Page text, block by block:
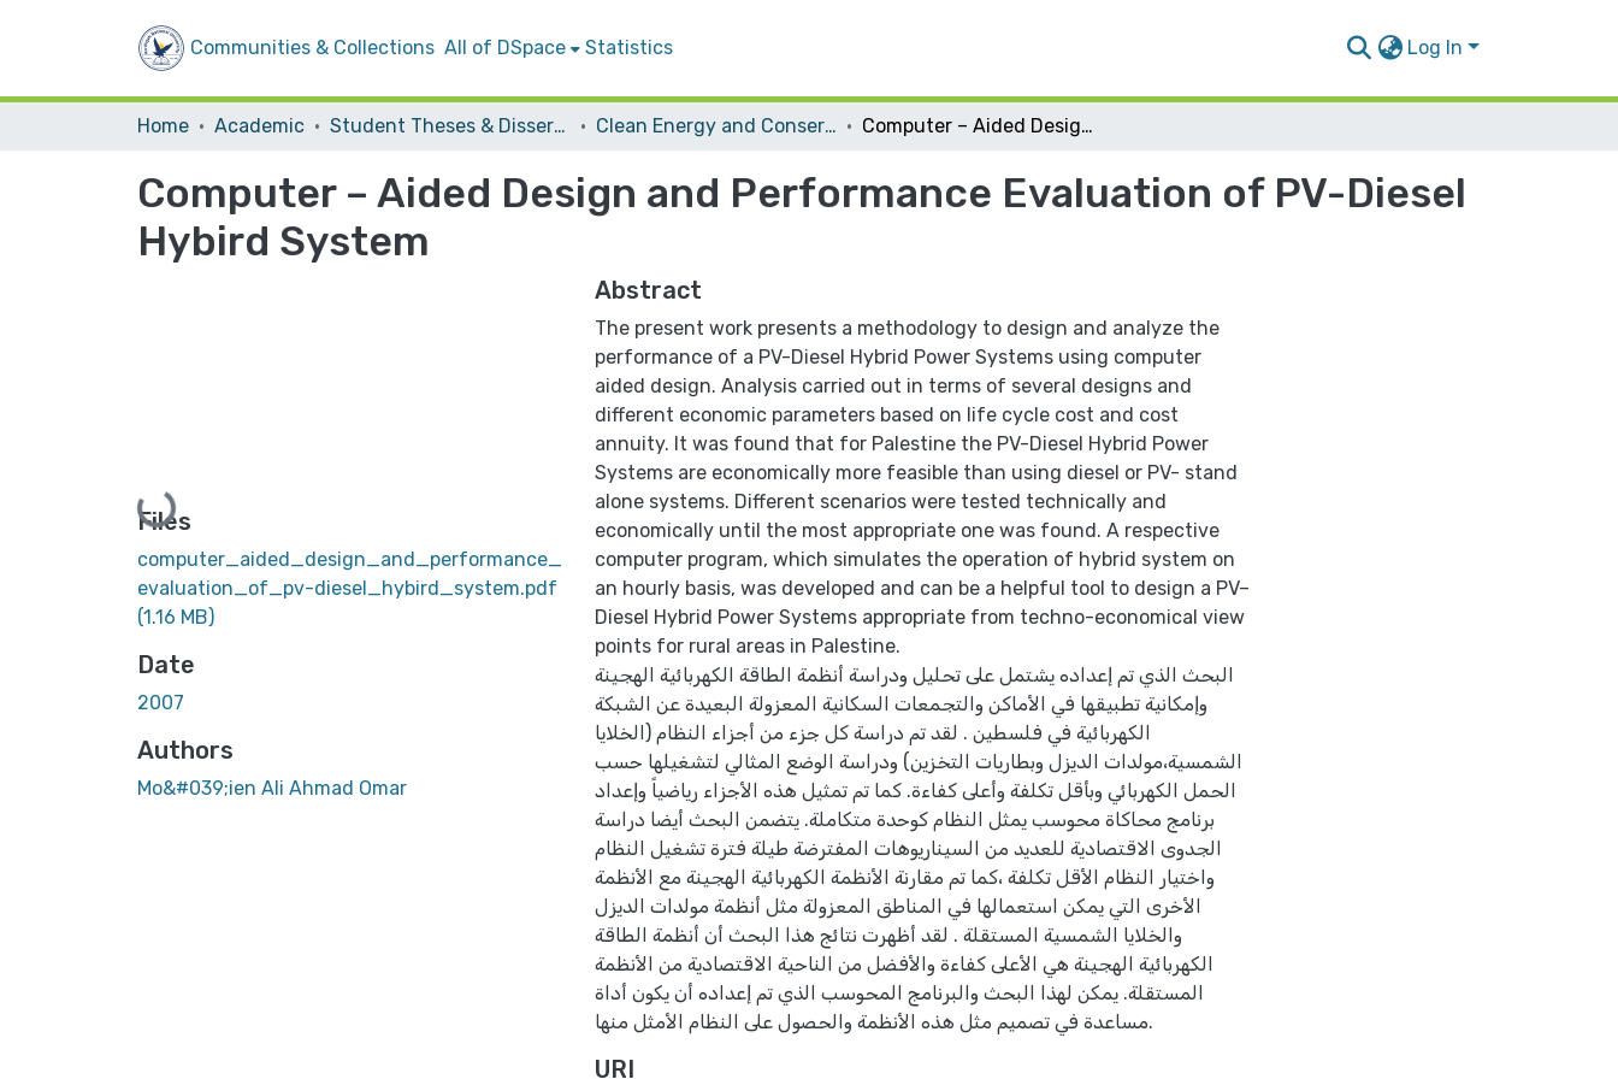
Communities & Collections All of DSpace Statistics Log In
Home Academic Student Theses & Dissertations Clean Energy and Conservation Strategy Computer – Aided Design and Performance Evaluation of PV-Diesel Hybird System
Computer – Aided Design and Performance Evaluation of PV-Diesel
Hybird System
Loading...
Files
computer_aided_design_and_performance_
evaluation_of_pv-diesel_hybird_system.pdf
(1.16 MB)
Date
2007
Authors
Mo&#039;ien Ali Ahmad Omar
Abstract
The present work presents a methodology to design and analyze the
performance of a PV-Diesel Hybrid Power Systems using computer
aided design. Analysis carried out in terms of several designs and
different economic parameters based on life cycle cost and cost
annuity. It was found that for Palestine the PV-Diesel Hybrid Power
Systems are economically more feasible than using diesel or PV- stand
alone systems. Different scenarios were tested technically and
economically until the most appropriate one was found. A respective
computer program, which simulates the operation of hybrid system on
an hourly basis, was developed and can be a helpful tool to design a PV–
Diesel Hybrid Power Systems appropriate from techno-economical view
points for rural areas in Palestine.
البحث الذي تم ﺇعداده يشتمل على تحليل ودراسة أنظمة الطاقة الكهربائية الهجينة
وﺇمكانية تطبيقها في الأماكن والتجمعات السكانية المعزولة البعيدة عن الشبكة
الكهربائية في فلسطين . لقد تم دراسة كل جزء من أجزاء النظام (الخلايا
الشمسية،مولدات الديزل وبطاريات التخزين) ودراسة الوضع المثالي لتشغيلها حسب
الحمل الكهربائي وبأقل تكلفة وأعلى كفاءة. كما تم تمثيل هذه الأجزاء رياضياً وﺇعداد
برنامج محاكاة محوسب يمثل النظام كوحدة متكاملة. يتضمن البحث أيضا دراسة
الجدوى الاقتصادية للعديد من السيناريوهات المفترضة طيلة فترة تشغيل النظام
واختيار النظام الأقل تكلفة ،كما تم مقارنة الأنظمة الكهربائية الهجينة مع الأنظمة
الأخرى التي يمكن استعمالها في المناطق المعزولة مثل أنظمة مولدات الديزل
والخلايا الشمسية المستقلة . لقد أظهرت نتائج هذا البحث أن أنظمة الطاقة
الكهربائية الهجينة هي الأعلى كفاءة والأفضل من الناحية الاقتصادية من الأنظمة
المستقلة. يمكن لهذا البحث والبرنامج المحوسب الذي تم ﺇعداده أن يكون أداة
مساعدة في تصميم مثل هذه الأنظمة والحصول على النظام الأمثل منها.
URI